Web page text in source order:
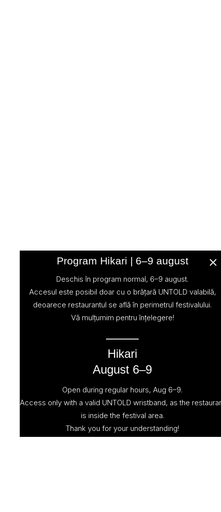
Cele mai populare feluri de
sushi
Program Hikari | 6–9 august
Deschis în program normal, 6–9 august.
Accesul este posibil doar cu o brățară UNTOLD valabilă,
deoarece restaurantul se află în perimetrul festivalului.
Vă mulțumim pentru înțelegere!
⸻
Hikari
August 6–9
Open during regular hours, Aug 6–9.
Access only with a valid UNTOLD wristband, as the
is inside the festival area.
Thank you for your understanding!